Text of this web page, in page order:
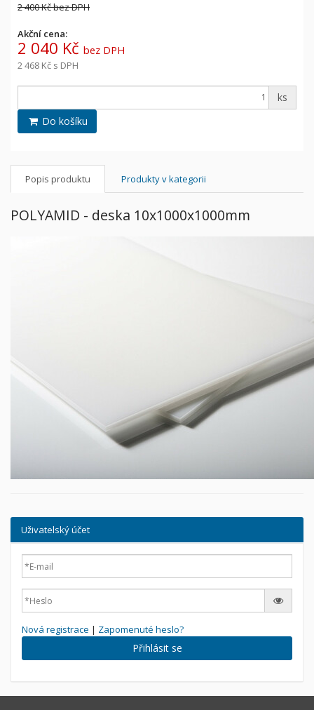
2 400 Kčbez DPH
Akční cena:
2 040 Kč bez DPH
2 468 Kč s DPH
ks
Do košíku
Popis produktu Produkty v kategorii
POLYAMID - deska 10x1000x1000mm
Uživatelský účet
Nová registrace | Zapomenuté heslo?
Přihlásit se